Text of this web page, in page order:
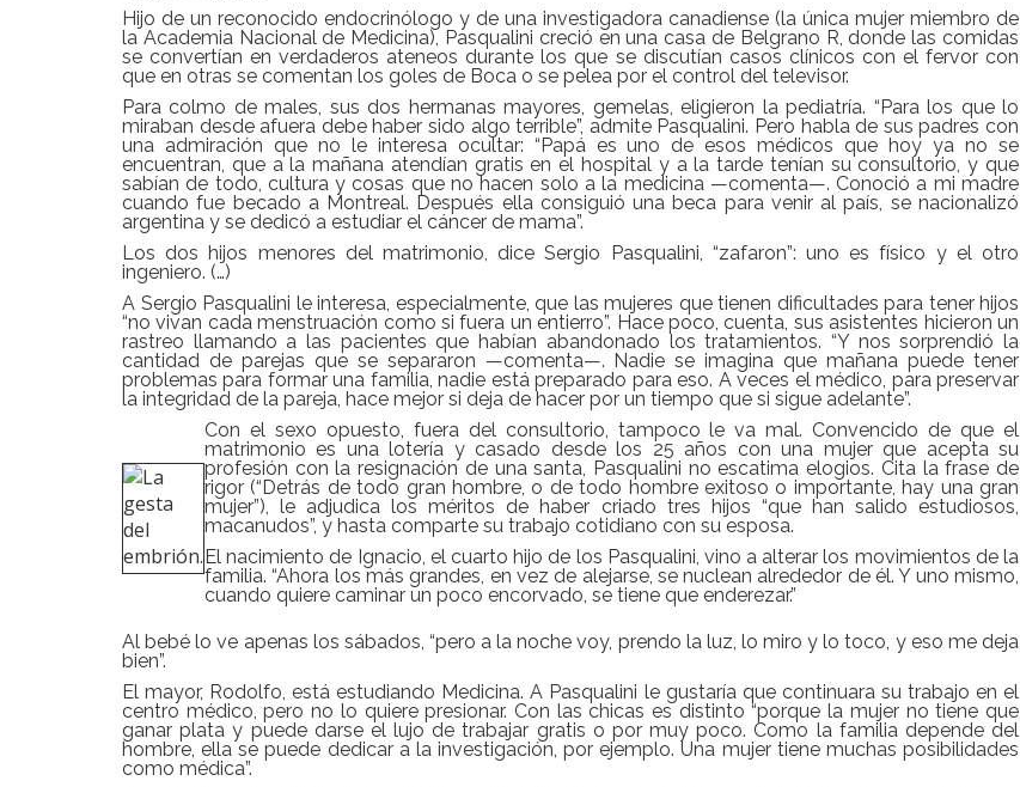
Hijo de un reconocido endocrinólogo y de una investigadora canadiense (la única mujer miembro de
la Academia Nacional de Medicina), Pasqualini creció en una casa de Belgrano R, donde las comidas
se convertían en verdaderos ateneos durante los que se discutían casos clínicos con el fervor con
que en otras se comentan los goles de Boca o se pelea por el control del televisor.
Para colmo de males, sus dos hermanas mayores, gemelas, eligieron la pediatría. “Para los que lo
miraban desde afuera debe haber sido algo terrible”, admite Pasqualini. Pero habla de sus padres con
una admiración que no le interesa ocultar: “Papá es uno de esos médicos que hoy ya no se
encuentran, que a la mañana atendían gratis en el hospital y a la tarde tenían su consultorio, y que
sabían de todo, cultura y cosas que no hacen solo a la medicina —comenta—. Conoció a mi madre
cuando fue becado a Montreal. Después ella consiguió una beca para venir al país, se nacionalizó
argentina y se dedicó a estudiar el cáncer de mama”.
Los dos hijos menores del matrimonio, dice Sergio Pasqualini, “zafaron”: uno es físico y el otro
ingeniero. (…)
A Sergio Pasqualini le interesa, especialmente, que las mujeres que tienen dificultades para tener hijos
“no vivan cada menstruación como si fuera un entierro”. Hace poco, cuenta, sus asistentes hicieron un
rastreo llamando a las pacientes que habían abandonado los tratamientos. “Y nos sorprendió la
cantidad de parejas que se separaron —comenta—. Nadie se imagina que mañana puede tener
problemas para formar una familia, nadie está preparado para eso. A veces el médico, para preservar
la integridad de la pareja, hace mejor si deja de hacer por un tiempo que si sigue adelante”.
Con el sexo opuesto, fuera del consultorio, tampoco le va mal. Convencido de que el
matrimonio es una lotería y casado desde los 25 años con una mujer que acepta su
profesión con la resignación de una santa, Pasqualini no escatima elogios. Cita la frase de
rigor (“Detrás de todo gran hombre, o de todo hombre exitoso o importante, hay una gran
mujer”), le adjudica los méritos de haber criado tres hijos “que han salido estudiosos,
macanudos”, y hasta comparte su trabajo cotidiano con su esposa.
El nacimiento de Ignacio, el cuarto hijo de los Pasqualini, vino a alterar los movimientos de la
familia. “Ahora los más grandes, en vez de alejarse, se nuclean alrededor de él. Y uno mismo,
cuando quiere caminar un poco encorvado, se tiene que enderezar.”
Al bebé lo ve apenas los sábados, “pero a la noche voy, prendo la luz, lo miro y lo toco, y eso me deja
bien”.
El mayor, Rodolfo, está estudiando Medicina. A Pasqualini le gustaría que continuara su trabajo en el
centro médico, pero no lo quiere presionar. Con las chicas es distinto “porque la mujer no tiene que
ganar plata y puede darse el lujo de trabajar gratis o por muy poco. Como la familia depende del
hombre, ella se puede dedicar a la investigación, por ejemplo. Una mujer tiene muchas posibilidades
como médica”.